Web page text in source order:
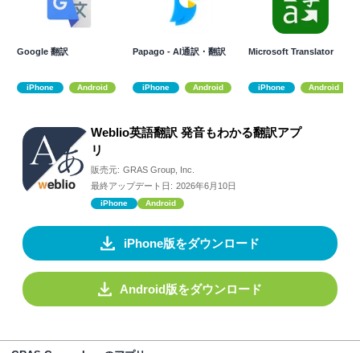
Google 翻訳
iPhone Android
Papago - AI通訳・翻訳
iPhone Android
Microsoft Translator
iPhone Android
Weblio英語翻訳 発音もわかる翻訳アプ
リ
販売元: GRAS Group, Inc.
最終アップデート日: 2026年6月10日
iPhone Android
iPhone版をダウンロード
Android版をダウンロード